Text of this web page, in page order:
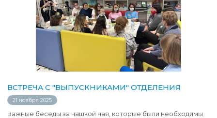
ВСТРЕЧА С "ВЫПУСКНИКАМИ" ОТДЕЛЕНИЯ
21 ноября 2025
Важные беседы за чашкой чая, которые были необходимы